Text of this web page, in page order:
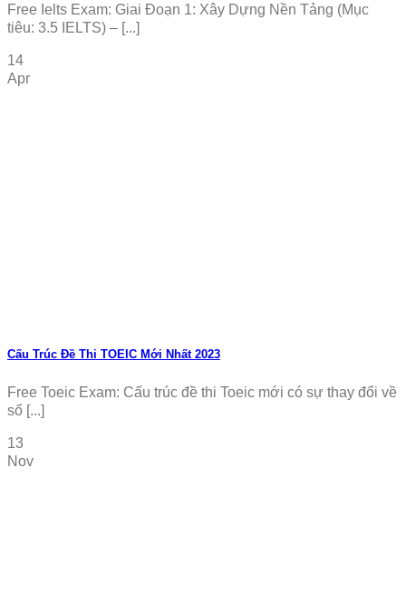
Free Ielts Exam: Giai Đoạn 1: Xây Dựng Nền Tảng (Mục
tiêu: 3.5 IELTS) – [...]
14
Apr
Cấu Trúc Đề Thi TOEIC Mới Nhất 2023
Free Toeic Exam: Cấu trúc đề thi Toeic mới có sự thay đổi về
số [...]
13
Nov